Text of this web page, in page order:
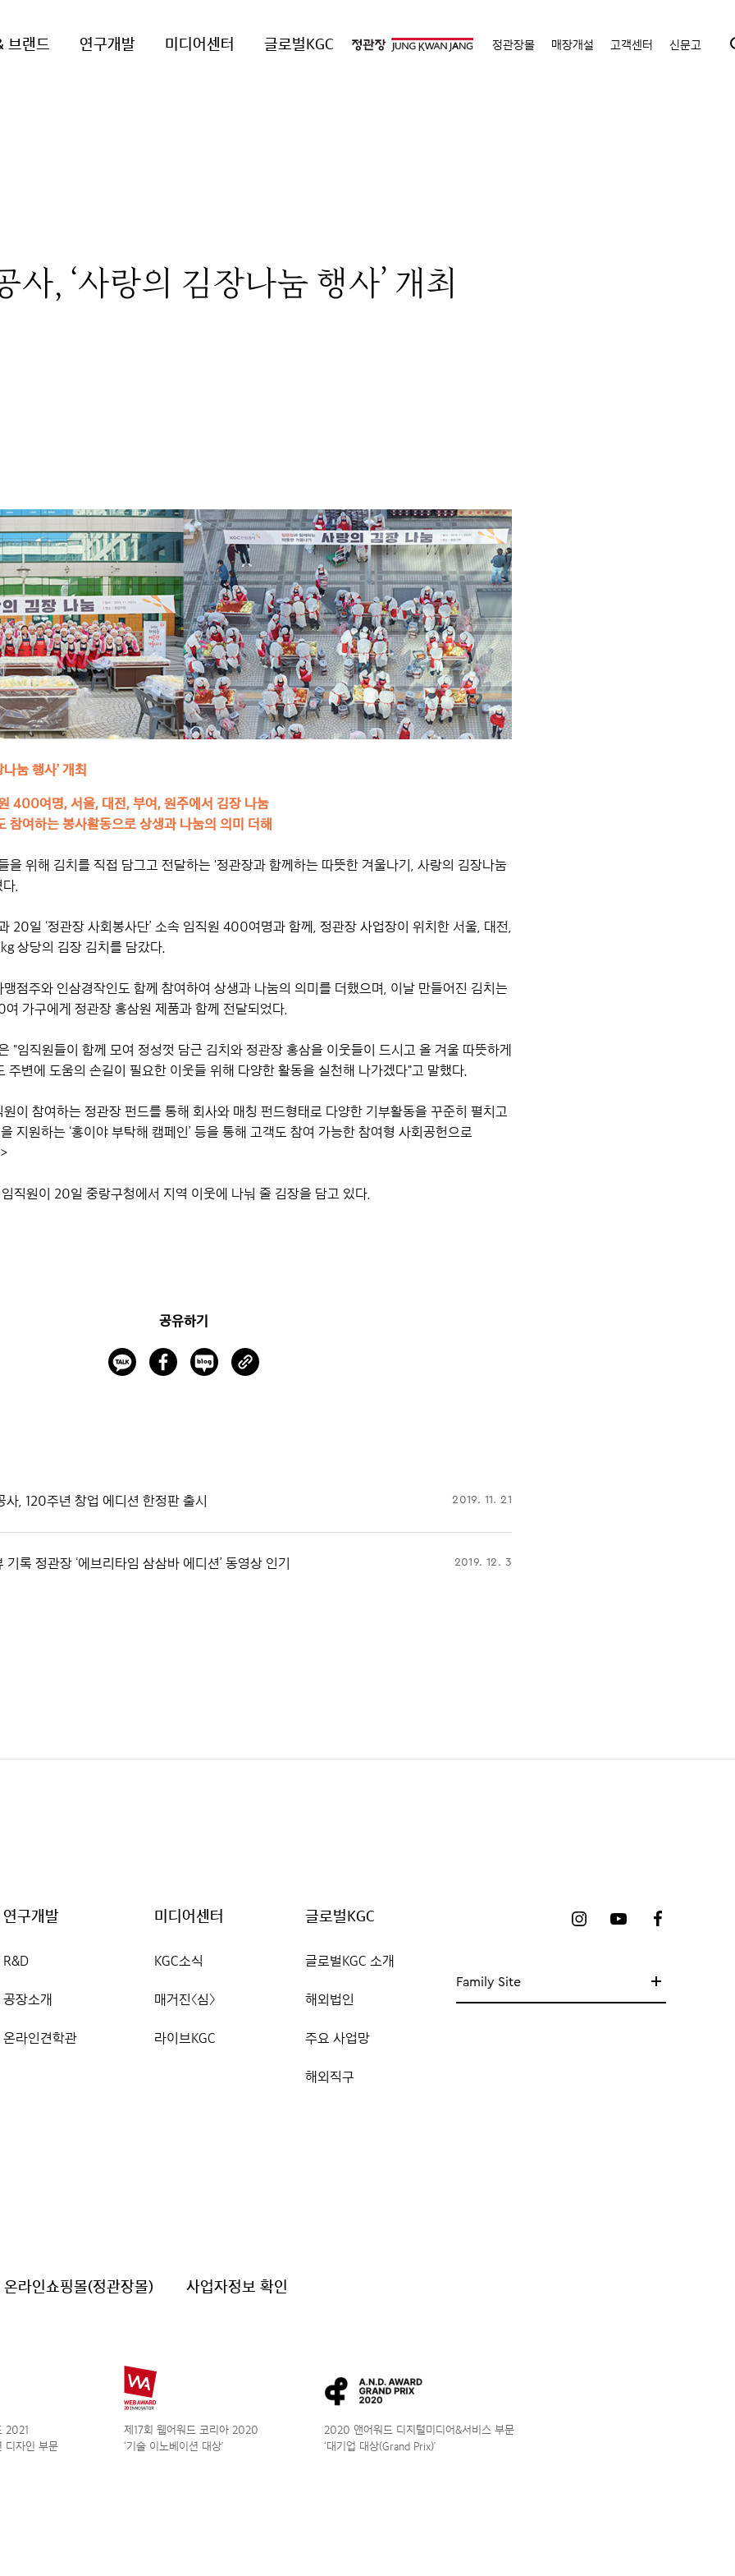
브랜드 연구개발 미디어센터 글로벌KGC 정관장몰 매장개설 고객센터 신문고
사, ‘사랑의 김장나눔 행사’ 개최
눔 행사’ 개최
400여명, 서울, 대전, 부여, 원주에서 김장 나눔
참여하는 봉사활동으로 상생과 나눔의 의미 더해
을 위해 김치를 직접 담그고 전달하는 '정관장과 함께하는 따뜻한 겨울나기, 사랑의 김장나눔
.
20일 ‘정관장 사회봉사단’ 소속 임직원 400여명과 함께, 정관장 사업장이 위치한 서울, 대전,
상당의 김장 김치를 담갔다.
점주와 인삼경작인도 함께 참여하여 상생과 나눔의 의미를 더했으며, 이날 만들어진 김치는
가구에게 정관장 홍삼원 제품과 함께 전달되었다.
"임직원들이 함께 모여 정성껏 담근 김치와 정관장 홍삼을 이웃들이 드시고 올 겨울 따뜻하게
주변에 도움의 손길이 필요한 이웃들 위해 다양한 활동을 실천해 나가겠다"고 말했다.
이 참여하는 정관장 펀드를 통해 회사와 매칭 펀드형태로 다양한 기부활동을 꾸준히 펼치고
지원하는 ‘홍이야 부탁해 캠페인’ 등을 통해 고객도 참여 가능한 참여형 사회공헌으로
직원이 20일 중랑구청에서 지역 이웃에 나눠 줄 김장을 담고 있다.
공유하기
사, 120주년 창업 에디션 한정판 출시 2019. 11. 21
록 정관장 ‘에브리타임 삼삼바 에디션’ 동영상 인기 2019. 12. 3
연구개발
R&D
공장소개
온라인견학관
미디어센터
KGC소식
매거진〈심〉
라이브KGC
글로벌KGC
글로벌KGC 소개
해외법인
주요 사업망
해외직구
Family Site
온라인쇼핑몰(정관장몰) 사업자정보 확인
2021
디자인 부문
제17회 웹어워드 코리아 2020
‘기술 이노베이션 대상’
2020 앤어워드 디지털미디어&서비스 부문
‘대기업 대상(Grand Prix)’